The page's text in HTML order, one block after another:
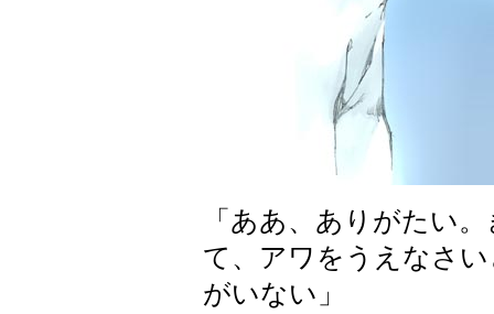
「ああ、ありがたい
て、アワをうえなさ
がいない」